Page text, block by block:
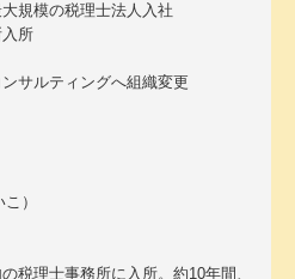
規模の税理士法人入社
所
サルティングへ組織変更
）
税理士事務所に入所。約10年間、